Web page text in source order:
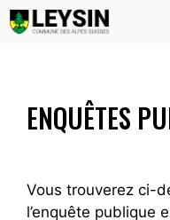
Aller
au
ENQUÊTES
Vous trouverez ci-
l’enquête publique